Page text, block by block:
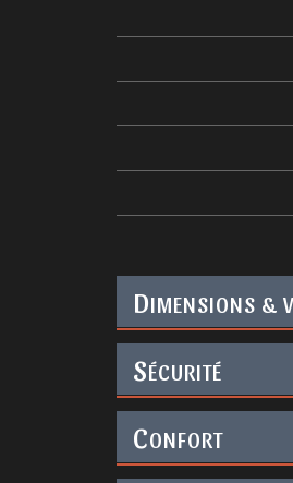
DIMENSIONS &
SÉCURITÉ
CONFORT